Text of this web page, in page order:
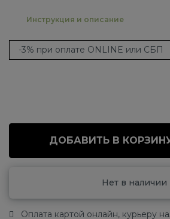
Инструкция и описание
-3% при оплате ONLINE или СБП
ДОБАВИТЬ В
Нет в наличии
Оплата картой онлайн, курьеру